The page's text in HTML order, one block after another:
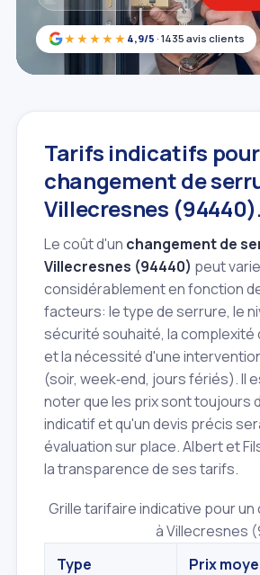
★★★★★ 4,9/5 · 1435 avis clients
Tarifs indicatifs
changement de
Villecresnes (94440).
Le coût d'un changement de
Villecresnes (94440) peut
considérablement en fonction
facteurs: le type de serrure, le
sécurité souhaité, la complexité
et la nécessité d'une
(soir, week‑end, jours fériés). Il
noter que les prix sont toujours
indicatif et qu'un devis précis
évaluation sur place. Albert et
la transparence de ses tarifs.
Grille tarifaire indicative pour
à Villecresnes
Type
Prix